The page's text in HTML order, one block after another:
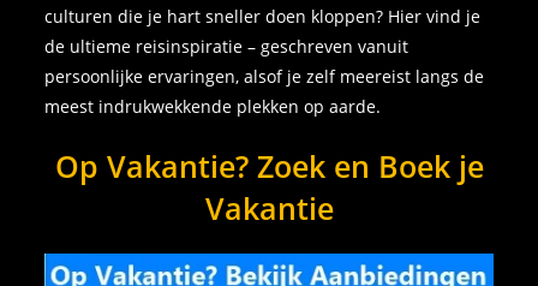
culturen die je hart sneller doen kloppen? Hier vind je
de ultieme reisinspiratie – geschreven vanuit
persoonlijke ervaringen, alsof je zelf meereist langs de
meest indrukwekkende plekken op aarde.
Op Vakantie? Zoek en Boek je
Vakantie